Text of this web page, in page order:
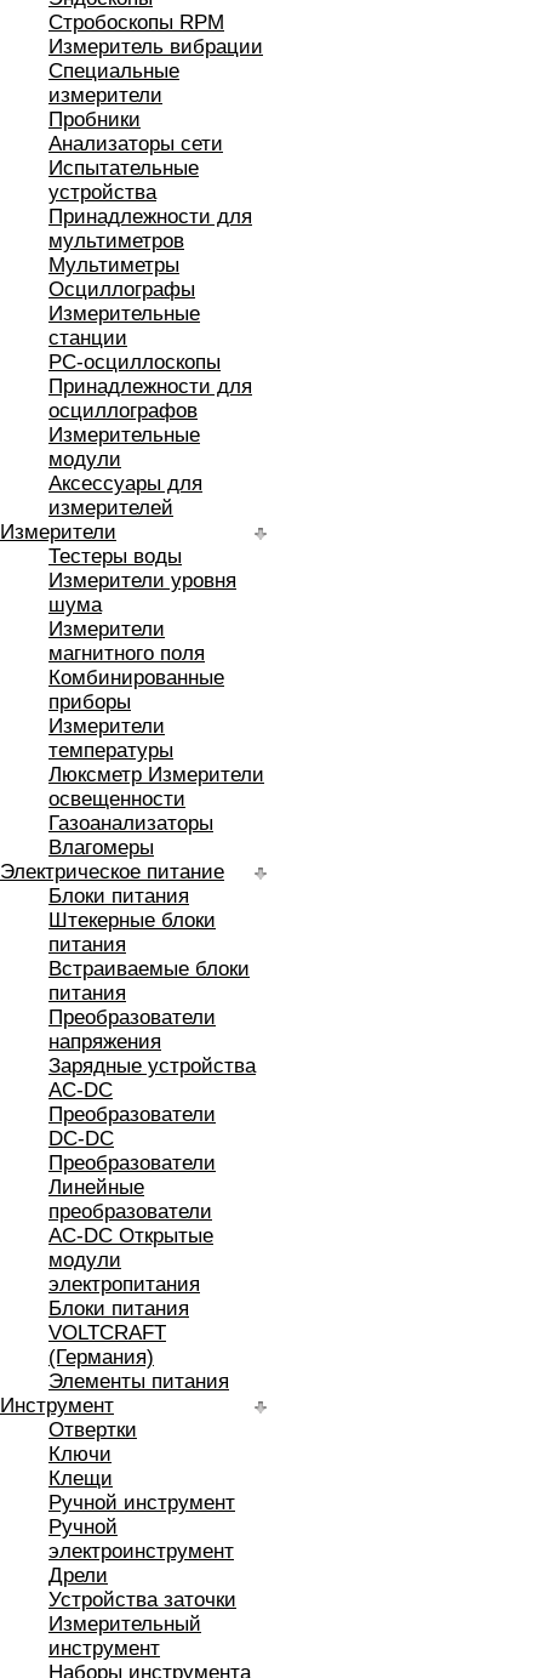
Стробоскопы RPM
Измеритель вибрации
Специальные
измерители
Пробники
Анализаторы сети
Испытательные
устройства
Принадлежности для
мультиметров
Мультиметры
Осциллографы
Измерительные
станции
РС-осциллоскопы
Принадлежности для
осциллографов
Измерительные
модули
Аксессуары для
измерителей
Измерители
Тестеры воды
Измерители уровня
шума
Измерители
магнитного поля
Комбинированные
приборы
Измерители
температуры
Люксметр Измерители
освещенности
Газоанализаторы
Влагомеры
Электрическое питание
Блоки питания
Штекерные блоки
питания
Встраиваемые блоки
питания
Преобразователи
напряжения
Зарядные устройства
AC-DC
Преобразователи
DC-DC
Преобразователи
Линейные
преобразователи
AC-DC Открытые
модули
электропитания
Блоки питания
VOLTCRAFT
(Германия)
Элементы питания
Инструмент
Отвертки
Ключи
Клещи
Ручной инструмент
Ручной
электроинструмент
Дрели
Устройства заточки
Измерительный
инструмент
Наборы инструмента